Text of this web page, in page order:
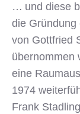
… und diese
die Gründung
von Gottfried
übernommen
eine
1974
Frank